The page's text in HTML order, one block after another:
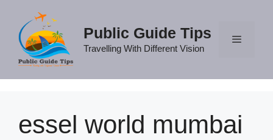
content
Public Guide Tips
Travelling With Different Vision
essel world mumbai